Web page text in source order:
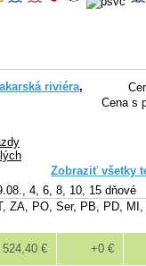
Cena s
riviéra,
Zobraziť všetky
4, 6, 8, 10, 15 dňové
ZA, PO, Ser, PB, PD,
524,40 € +0 €